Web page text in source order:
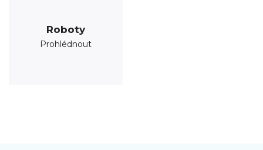
Roboty
Prohlédnout